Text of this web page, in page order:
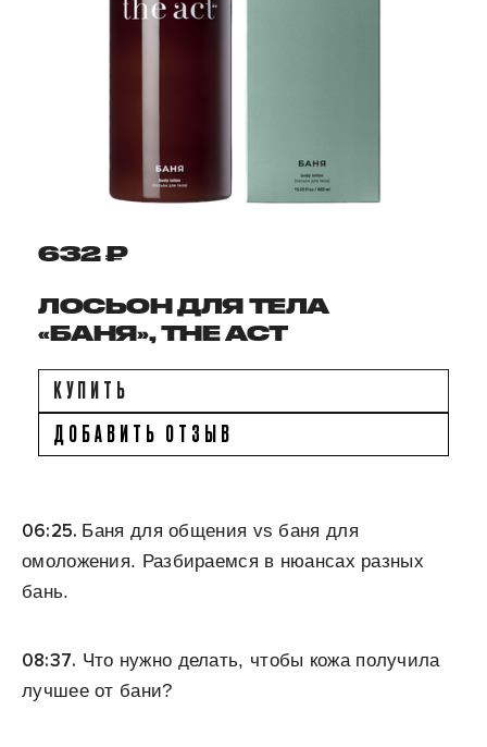
632 ₽
ЛОСЬОН ДЛЯ ТЕЛА
«БАНЯ», THE ACT
КУПИТЬ
ДОБАВИТЬ ОТЗЫВ
06:25. Баня для общения vs баня для
омоложения. Разбираемся в нюансах разных
бань.
08:37. Что нужно делать, чтобы кожа получила
лучшее от бани?